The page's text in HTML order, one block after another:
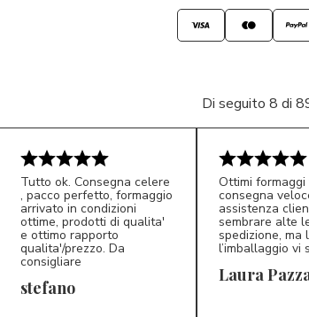
Di seguito 8 di
S*
Tutto ok. Consegna celere
, pacco perfetto, formaggio
arrivato in condizioni
ottime, prodotti di qualita'
e ottimo rapporto
qualita'/prezzo. Da
consigliare
stefano LP
Ottimi formaggi
consegna
assistenza
sembrare alte
spedizione, ma
l’imballaggio vi
Laura